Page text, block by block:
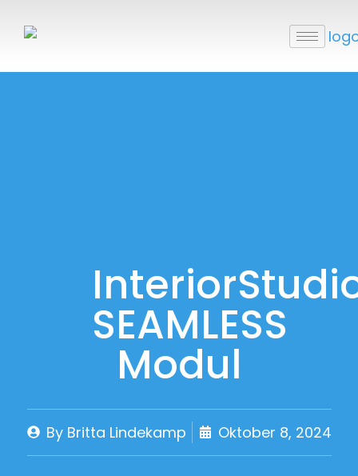
SEAMLESS
Modul
ByBritta Lindekamp Oktober 8, 2024